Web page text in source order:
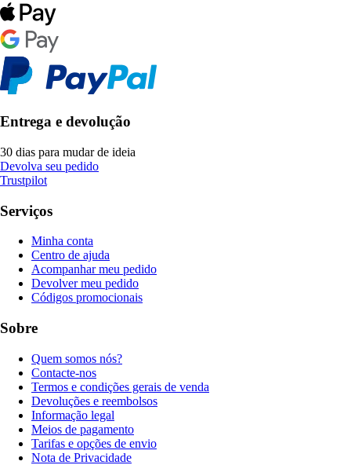
Entrega e devolução
30 dias para mudar de ideia
Devolva seu pedido
Trustpilot
Serviços
Minha conta
Centro de ajuda
Acompanhar meu pedido
Devolver meu pedido
Códigos promocionais
Sobre
Quem somos nós?
Contacte-nos
Termos e condições gerais de venda
Devoluções e reembolsos
Informação legal
Meios de pagamento
Tarifas e opções de envio
Nota de Privacidade